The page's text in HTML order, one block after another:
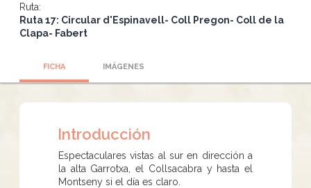
Ruta:
Ruta 17: Circular d'Espinavell- Coll Pregon- Coll de la
Clapa- Fabert
FICHA IMÁGENES
Introducción
Espectaculares vistas al sur en dirección a
la alta Garrotxa, el Collsacabra y hasta el
Montseny si el día es claro.